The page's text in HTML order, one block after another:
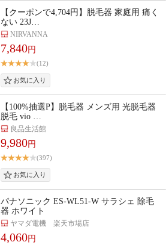
【クーポンで4,704円】脱毛器 家庭用 痛く
ない 23J…
NIRVANNA
7,840円
(12)
【100%抽選P】脱毛器 メンズ用 光脱毛器
脱毛 vio …
良品生活館
9,980円
(397)
パナソニック ES-WL51-W サラシェ 除毛
器 ホワイト
ヤマダ電機 楽天市場店
4,060円